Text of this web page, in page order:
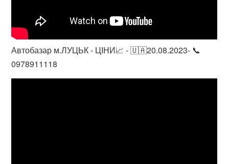
Автобазар м.ЛУЦЬК - ЦІНИ📈 - 🇺🇦20.08.2023- 📞
0978911118